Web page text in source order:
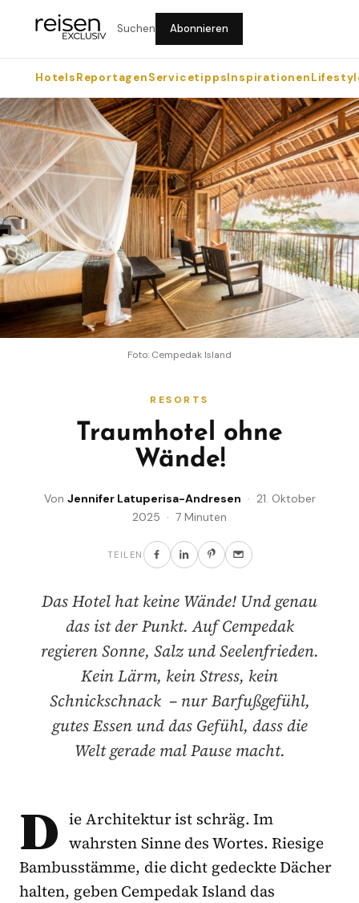
Suchen Abonnieren
HotelsReportagenServicetippsInspirationen
Foto: Cempedak Island
RESORTS
Traumhotel ohne
Wände!
Von Jennifer Latuperisa-Andresen · 21. Oktober
2025 · 7 Minuten
TEILEN
Das Hotel hat keine Wände! Und genau
das ist der Punkt. Auf Cempedak
regieren Sonne, Salz und Seelenfrieden.
Kein Lärm, kein Stress, kein
Schnickschnack – nur Barfußgefühl,
gutes Essen und das Gefühl, dass die
Welt gerade mal Pause macht.
D ie Architektur ist schräg. Im
wahrsten Sinne des Wortes. Riesige
Bambusstämme, die dicht gedeckte Dächer
halten, geben Cempedak Island das